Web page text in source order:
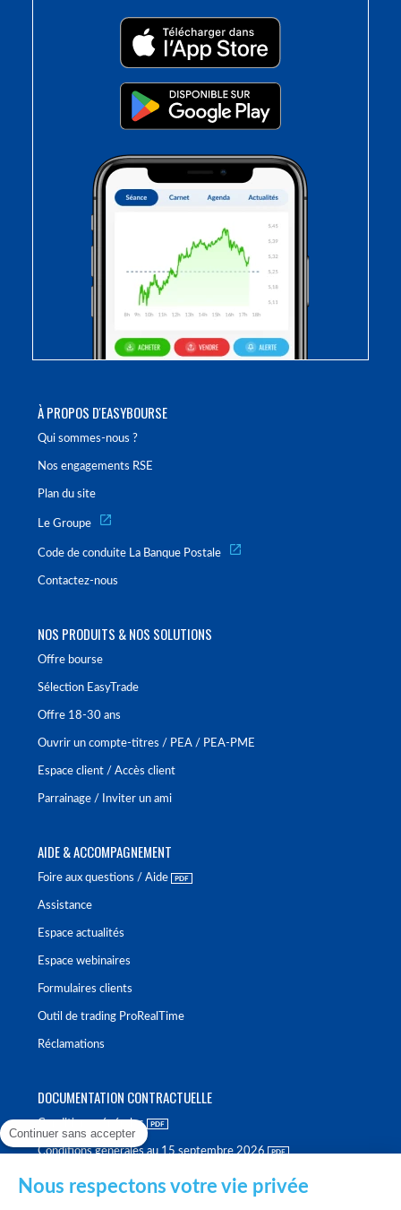
À PROPOS D'EASYBOURSE
Qui sommes-nous ?
Nos engagements RSE
Plan du site
Le Groupe
Code de conduite La Banque Postale
Contactez-nous
NOS PRODUITS & NOS SOLUTIONS
Offre bourse
Sélection EasyTrade
Offre 18-30 ans
Ouvrir un compte-titres / PEA / PEA-PME
Espace client / Accès client
Parrainage / Inviter un ami
AIDE & ACCOMPAGNEMENT
Foire aux questions / Aide
Assistance
Espace actualités
Espace webinaires
Formulaires clients
Outil de trading ProRealTime
Réclamations
DOCUMENTATION CONTRACTUELLE
Conditions générales
Conditions générales au 15 septembre 2026
Continuer sans accepter
Nous respectons votre vie privée